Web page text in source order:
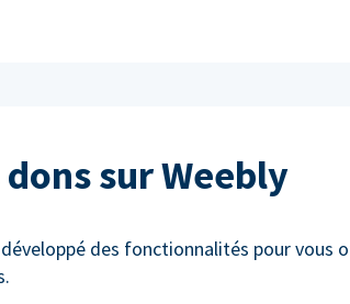
sur Weebly
des fonctionnalités pour vous